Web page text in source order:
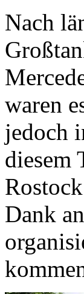
Nach
waren
jedoch
diesem
Dank